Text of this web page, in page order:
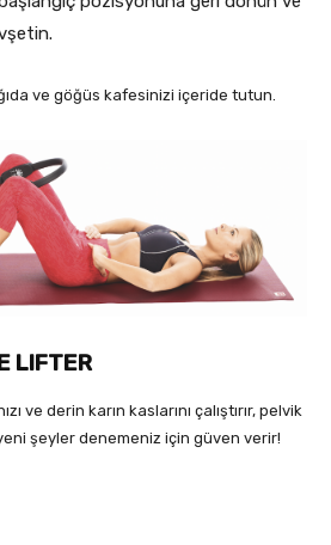
ve göğüs kafesinizi içeride tutun.
LIFTER
ve derin karın kaslarını çalıştırır, pelvik
şeyler denemeniz için güven verir!